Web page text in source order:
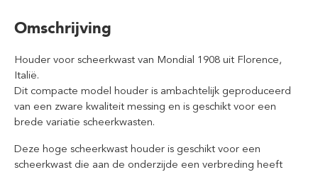
Omschrijving
Houder voor scheerkwast van Mondial 1908 uit Florence,
Italië.
Dit compacte model houder is ambachtelijk geproduceerd
van een zware kwaliteit messing en is geschikt voor een
brede variatie scheerkwasten.
Deze hoge scheerkwast houder is geschikt voor een
scheerkwast die aan de onderzijde een verbreding heeft